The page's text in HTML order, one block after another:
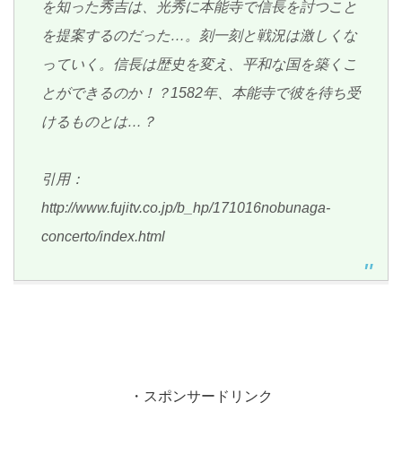
を知った秀吉は、光秀に本能寺で信長を討つこと
を提案するのだった…。刻一刻と戦況は激しくな
っていく。信長は歴史を変え、平和な国を築くこ
とができるのか！？1582年、本能寺で彼を待ち受
けるものとは…？
引用：
http://www.fujitv.co.jp/b_hp/171016nobunaga-
concerto/index.html
・スポンサードリンク